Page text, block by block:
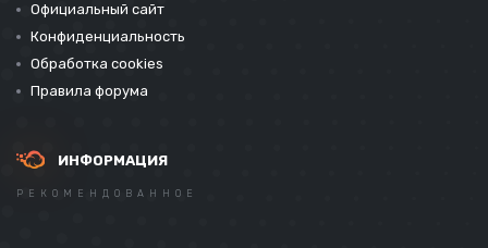
Официальный сайт
Конфиденциальность
Обработка cookies
Правила форума
ИНФОРМАЦИЯ
РЕКОМЕНДОВАННОЕ